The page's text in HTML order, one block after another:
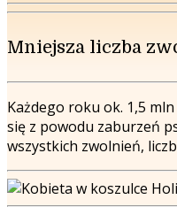
Mniejsza liczba
Każdego roku ok. 1,5
się z powodu zaburzeń
wszystkich zwolnień,